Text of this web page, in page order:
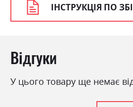
Колір матеріалу
дуб
Матеріал
ІНСТРУКЦІЯ ПО
Відгуки
У цього товару ще немає